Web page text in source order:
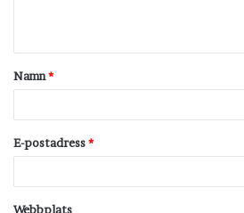
t
a
Namn*
E-postadress*
Webbplats